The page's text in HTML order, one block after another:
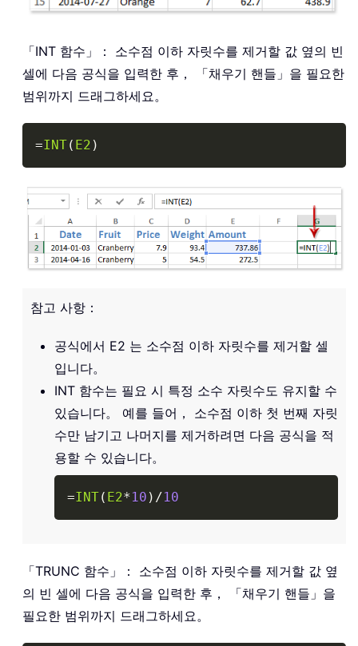
「INT 함수」： 소수점 이하 자릿수를 제거할 값 옆의 빈
셀에 다음 공식을 입력한 후， 「채우기 핸들」을 필요한
범위까지 드래그하세요。
=INT( E2 )
참고 사항：
공식에서 E2 는 소수점 이하 자릿수를 제거할 셀
입니다。
INT 함수는 필요 시 특정 소수 자릿수도 유지할 수
있습니다。 예를 들어， 소수점 이하 첫 번째 자릿
수만 남기고 나머지를 제거하려면 다음 공식을 적
용할 수 있습니다。
=INT( E2*10 ) /10
「TRUNC 함수」： 소수점 이하 자릿수를 제거할 값 옆
의 빈 셀에 다음 공식을 입력한 후， 「채우기 핸들」을
필요한 범위까지 드래그하세요。